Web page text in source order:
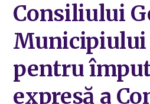
Consiliului
Municipiului
pentru
expresă a